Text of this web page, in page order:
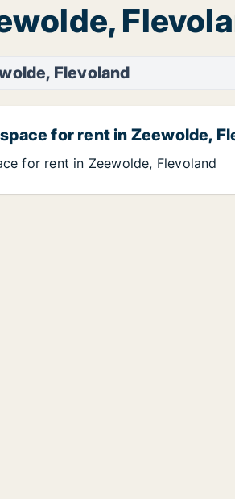
Flevoland
for rent in Zeewolde,
for rent in Zeewolde, Flevoland